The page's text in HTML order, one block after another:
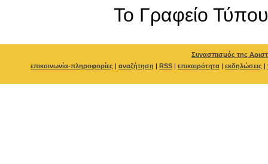
To Γραφείο Τύπου
Συνασπισμός της
επικοινωνία-πληροφορίες | αναζήτηση | RSS | επικαιρότητα | εκδηλώσεις |